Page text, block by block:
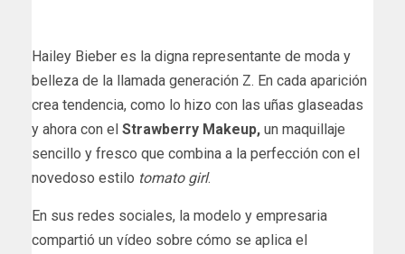
Hailey Bieber es la digna representante de moda y
belleza de la llamada generación Z. En cada aparición
crea tendencia, como lo hizo con las uñas glaseadas
y ahora con el Strawberry Makeup, un maquillaje
sencillo y fresco que combina a la perfección con el
novedoso estilo tomato girl.
En sus redes sociales, la modelo y empresaria
compartió un vídeo sobre cómo se aplica el